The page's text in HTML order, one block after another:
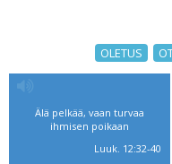
OLETUS
Älä pelkää, vaan turvaa
ihmisen poikaan
Luuk. 12:32-40